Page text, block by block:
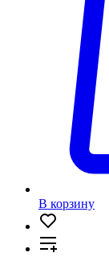
В корзину